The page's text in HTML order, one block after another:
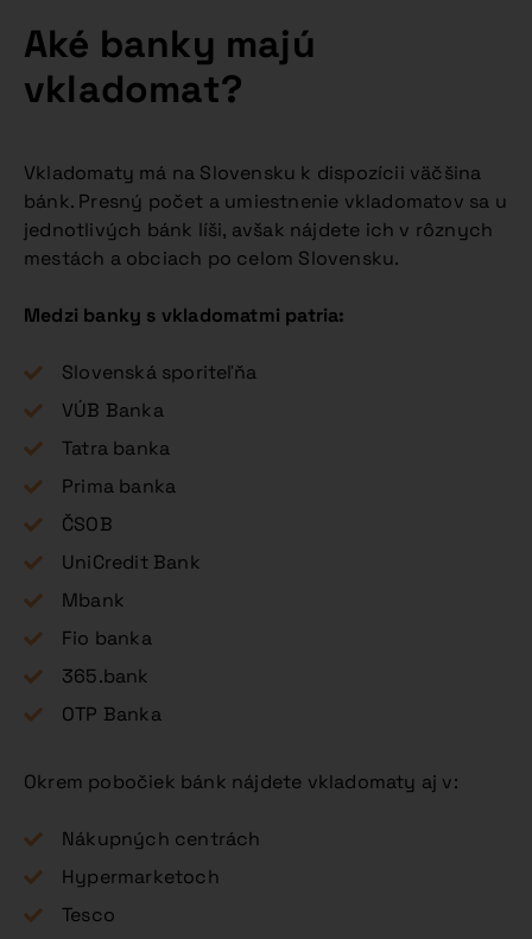
Aké banky majú
vkladomat?
Vkladomaty má na Slovensku k dispozícii väčšina
bánk. Presný počet a umiestnenie vkladomatov sa u
jednotlivých bánk líši, avšak nájdete ich v rôznych
mestách a obciach po celom Slovensku.
Medzi banky s vkladomatmi patria:
Slovenská sporiteľňa
VÚB Banka
Tatra banka
Prima banka
ČSOB
UniCredit Bank
Mbank
Fio banka
365.bank
OTP Banka
Okrem pobočiek bánk nájdete vkladomaty aj v:
Nákupných centrách
Hypermarketoch
Tesco